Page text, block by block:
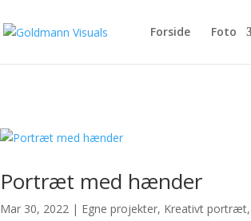
Forside Foto
Portræt med hænder
Mar 30, 2022 | Egne projekter, Kreativt portræt,